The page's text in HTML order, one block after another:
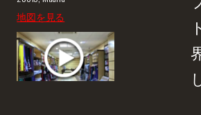
地図を見る